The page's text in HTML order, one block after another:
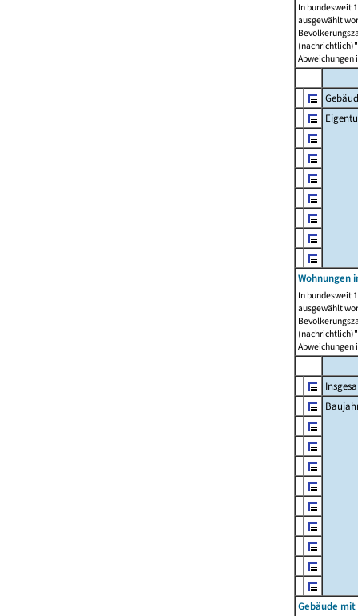
In bundesweit
ausgewählt
Abweichungen
Wohnungen
In bundesweit
ausgewählt
Abweichungen
Gebäude mit